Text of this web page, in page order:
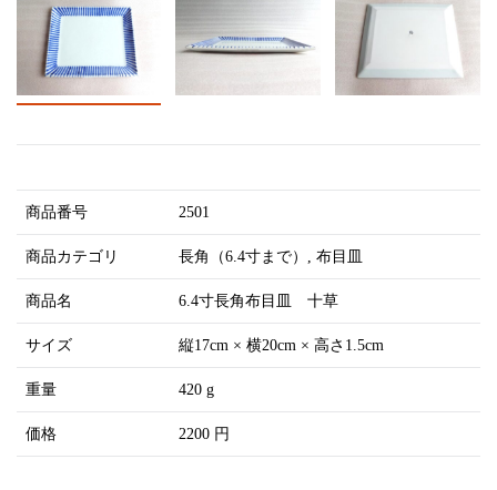
商品番号 2501
商品カテゴリ 長角（6.4寸まで） 布目皿
商品名 6.4寸長角布目皿 十草
サイズ 縦17cm × 横20cm × 高さ1.5cm
重量 420 g
価格 2200 円